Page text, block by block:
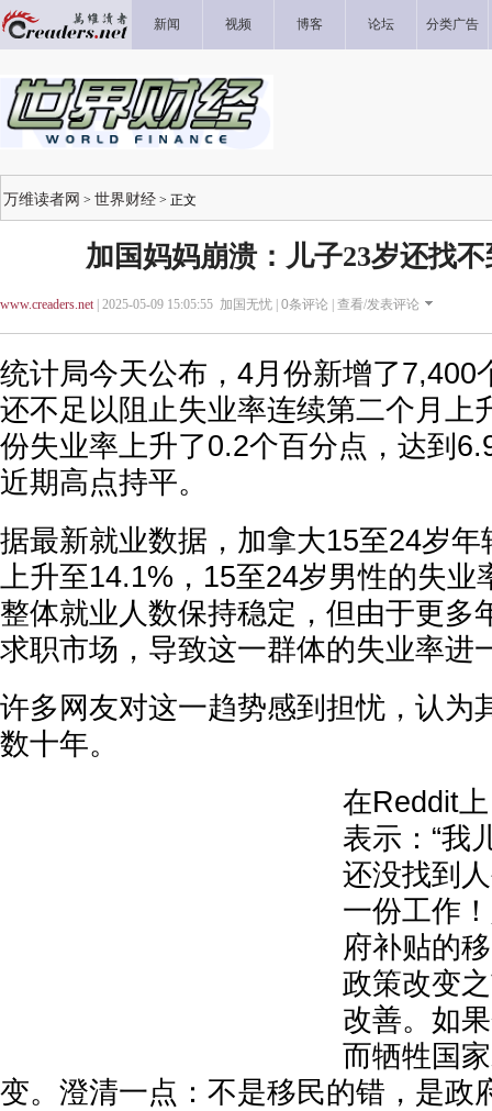
新闻 视频 博客 论坛 分类广告
万维读者网 > 世界财经 > 正文
加国妈妈崩溃：儿子23岁还找
www.creaders.net| 2025-05-09 15:05:55 加国无忧 | 0条评论 | 查看/发表评论
统计局今天公布，4月份新增了7,400
还不足以阻止失业率连续第二个月上
份失业率上升了0.2个百分点，达到
近期高点持平。
据最新就业数据，加拿大15至24岁
上升至14.1%，15至24岁男性的失业
整体就业人数保持稳定，但由于更多
求职市场，导致这一群体的失业率进
许多网友对这一趋势感到担忧，认为
数十年。
在Reddit
表示：“我
还没找到
一份工作
府补贴的
政策改变
改善。如
而牺牲国
变。澄清一点：不是移民的错，是政